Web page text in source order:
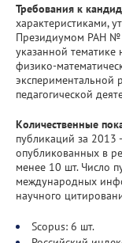
Требования к
характеристиками,
Президиумом РАН №
указанной тематике
физико-
экспериментальной
педагогической
Количественные
публикаций за 2013
опубликованных в
менее 10 шт. Число
международных
научного
Scopus: 6 шт.